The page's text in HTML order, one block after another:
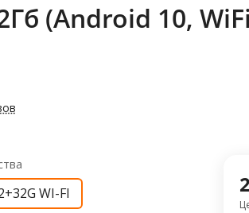
(Android 10,
WI-FI